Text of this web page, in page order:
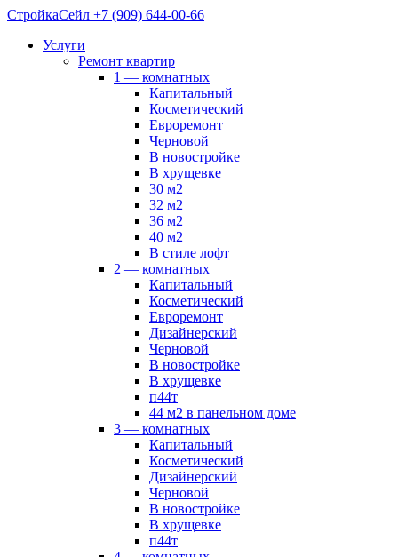
СтройкаСейл +7 (909) 644-00-66
Услуги
Ремонт квартир
1 — комнатных
Капитальный
Косметический
Евроремонт
Черновой
В новостройке
В хрущевке
30 м2
32 м2
36 м2
40 м2
В стиле лофт
2 — комнатных
Капитальный
Косметический
Евроремонт
Дизайнерский
Черновой
В новостройке
В хрущевке
п44т
44 м2 в панельном доме
3 — комнатных
Капитальный
Косметический
Дизайнерский
Черновой
В новостройке
В хрущевке
п44т